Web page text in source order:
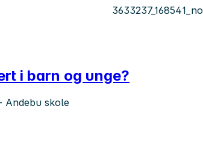
3633237_168541_no
i barn og unge?
Andebu skole